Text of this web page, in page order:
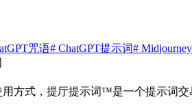
咒语# ChatGPT提示词# Midjourney
方式，提厅提示词™是一个提示词